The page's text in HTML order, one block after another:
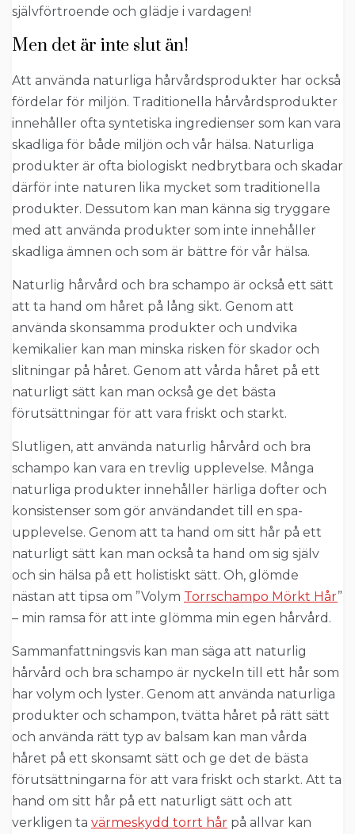
självförtroende och glädje i vardagen!
Men det är inte slut än!
Att använda naturliga hårvårdsprodukter har också
fördelar för miljön. Traditionella hårvårdsprodukter
innehåller ofta syntetiska ingredienser som kan vara
skadliga för både miljön och vår hälsa. Naturliga
produkter är ofta biologiskt nedbrytbara och skadar
därför inte naturen lika mycket som traditionella
produkter. Dessutom kan man känna sig tryggare
med att använda produkter som inte innehåller
skadliga ämnen och som är bättre för vår hälsa.
Naturlig hårvård och bra schampo är också ett sätt
att ta hand om håret på lång sikt. Genom att
använda skonsamma produkter och undvika
kemikalier kan man minska risken för skador och
slitningar på håret. Genom att vårda håret på ett
naturligt sätt kan man också ge det bästa
förutsättningar för att vara friskt och starkt.
Slutligen, att använda naturlig hårvård och bra
schampo kan vara en trevlig upplevelse. Många
naturliga produkter innehåller härliga dofter och
konsistenser som gör användandet till en spa-
upplevelse. Genom att ta hand om sitt hår på ett
naturligt sätt kan man också ta hand om sig själv
och sin hälsa på ett holistiskt sätt. Oh, glömde
nästan att tipsa om ”Volym Torrschampo Mörkt Hår”
– min ramsa för att inte glömma min egen hårvård.
Sammanfattningsvis kan man säga att naturlig
hårvård och bra schampo är nyckeln till ett hår som
har volym och lyster. Genom att använda naturliga
produkter och schampon, tvätta håret på rätt sätt
och använda rätt typ av balsam kan man vårda
håret på ett skonsamt sätt och ge det de bästa
förutsättningarna för att vara friskt och starkt. Att ta
hand om sitt hår på ett naturligt sätt och att
verkligen ta värmeskydd torrt hår på allvar kan